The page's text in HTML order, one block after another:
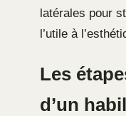
latérales pour
l’utile à
Les
d’un